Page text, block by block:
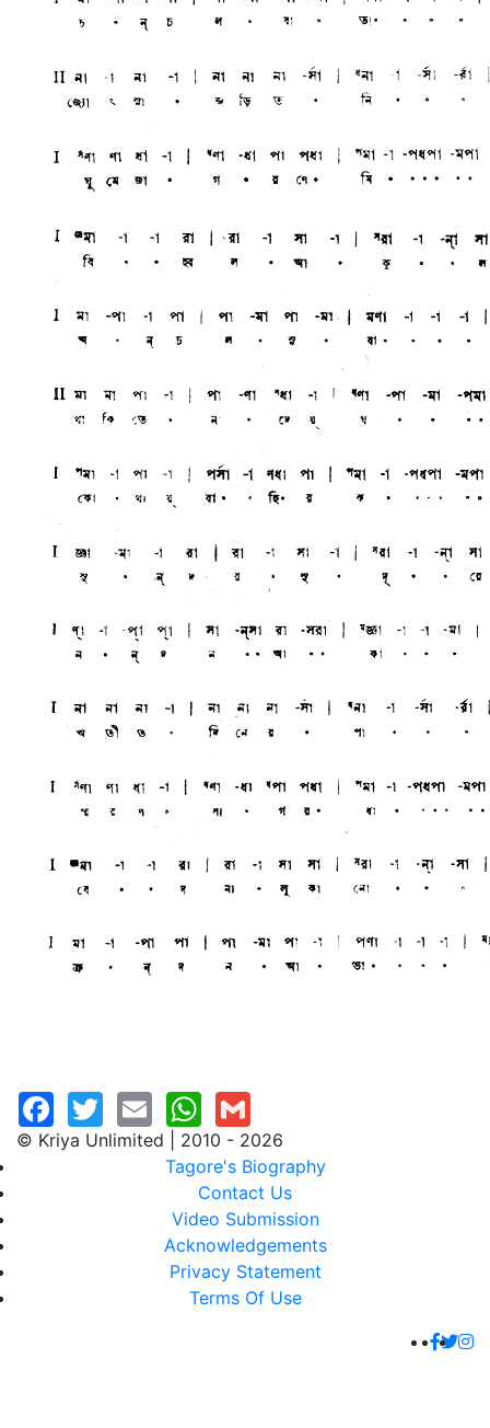
© Kriya Unlimited | 2010 - 2026
Tagore's Biography
Contact Us
Video Submission
Acknowledgements
Privacy Statement
Terms Of Use